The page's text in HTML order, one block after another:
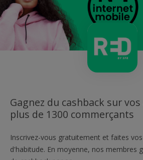
Gagnez du cashback sur
plus de 1300 commerçants
Inscrivez-vous gratuitement et faites
d'habitude. En moyenne, nos membres